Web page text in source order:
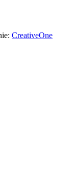
CreativeOne